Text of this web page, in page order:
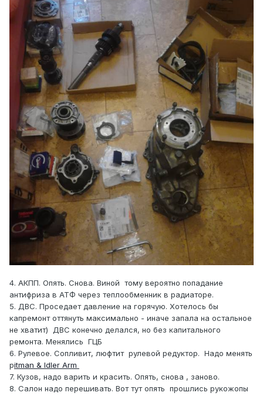
4. АКПП. Опять. Снова. Виной тому вероятно попадание
антифриза в АТФ через теплообменник в радиаторе.
5. ДВС. Проседает давление на горячую. Хотелось бы
капремонт оттянуть максимально - иначе запала на остальное
не хватит) ДВС конечно делался, но без капитального
ремонта. Менялись ГЦБ
6. Рулевое. Сопливит, люфтит рулевой редуктор. Надо менять
pitman & Idler Arm
7. Кузов, надо варить и красить. Опять, снова , заново.
8. Салон надо перешивать. Вот тут опять прошлись рукожопы